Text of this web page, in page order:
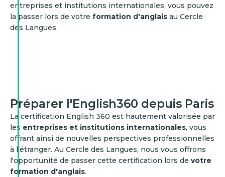
entreprises et institutions internationales, vous pouvez
la passer lors de votre formation d'anglais au Cercle
des Langues.
Préparer l'English360 depuis Paris
La certification English 360 est hautement valorisée par
les entreprises et institutions internationales, vous
offrant ainsi de nouvelles perspectives professionnelles
à l'étranger. Au Cercle des Langues, nous vous offrons
l'opportunité de passer cette certification lors de votre
formation d'anglais.